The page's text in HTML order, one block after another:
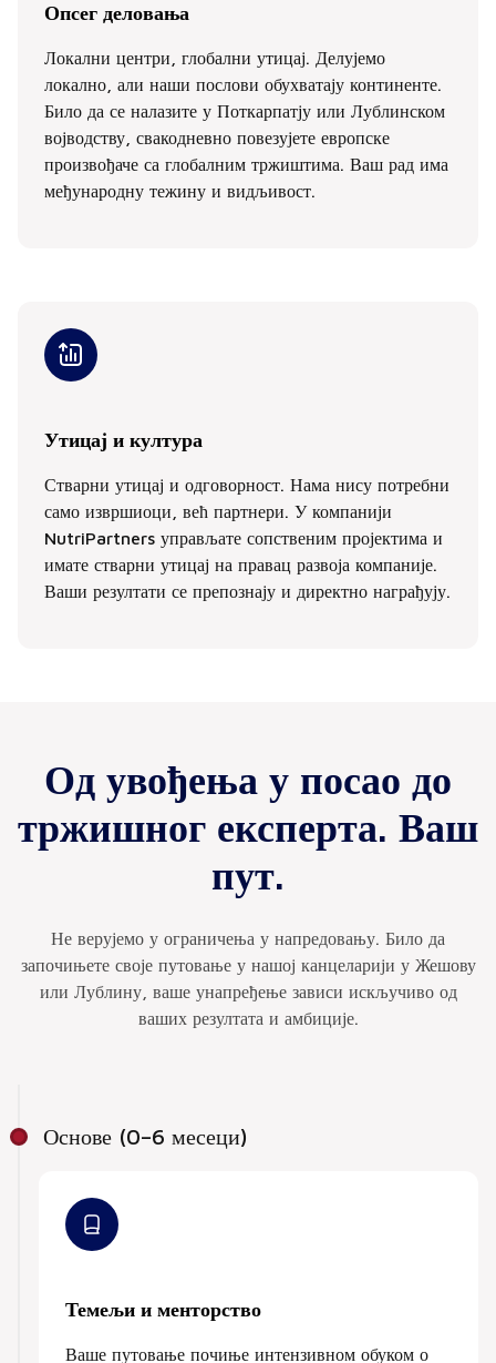
Опсег деловања
Локални центри, глобални утицај. Делујемо
локално, али наши послови обухватају континенте.
Било да се налазите у Поткарпатју или Лублинском
војводству, свакодневно повезујете европске
произвођаче са глобалним тржиштима. Ваш рад има
међународну тежину и видљивост.
Утицај и култура
Стварни утицај и одговорност. Нама нису потребни
само извршиоци, већ партнери. У компанији
NutriPartners управљате сопственим пројектима и
имате стварни утицај на правац развоја компаније.
Ваши резултати се препознају и директно награђују.
Од увођења у посао до
тржишног експерта. Ваш
пут.
Не верујемо у ограничења у напредовању. Било да
започињете своје путовање у нашој канцеларији у Жешову
или Лублину, ваше унапређење зависи искључиво од
ваших резултата и амбиције.
Основе (0–6 месеци)
Темељи и менторство
Ваше путовање почиње интензивном обуком о